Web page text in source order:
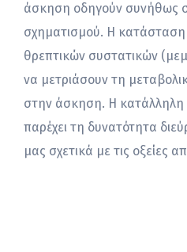
άσκηση οδηγούν συνήθως
σχηματισμού. Η
θρεπτικών συστατικών
να μετριάσουν τη
στην άσκηση. Η κατάλληλη
παρέχει τη δυνατότητα
μας σχετικά με τις οξείες